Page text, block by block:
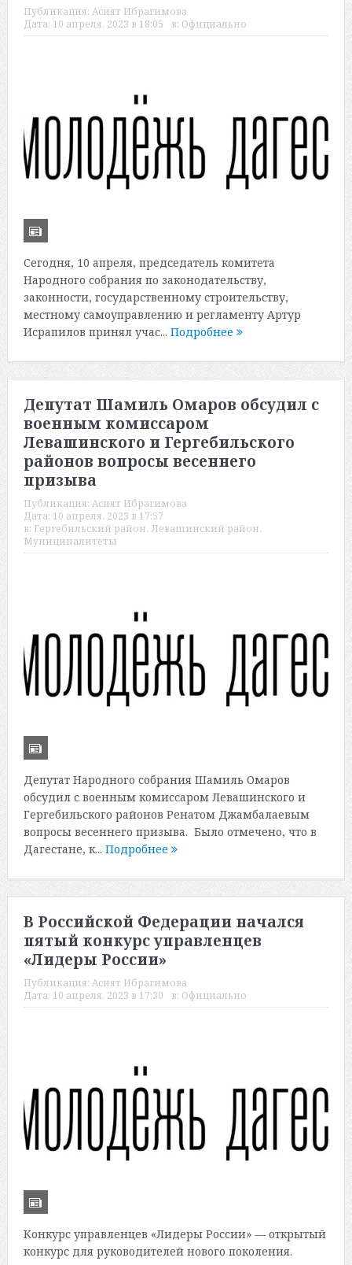
Публикация: Асият Ибрагимова
Дата: 10 апреля, 2023 в 18:05 в: Официально
Сегодня, 10 апреля, председатель комитета
Народного собрания по законодательству,
законности, государственному строительству,
местному самоуправлению и регламенту Артур
Исрапилов принял учас... Подробнее
Депутат Шамиль Омаров обсудил с
военным комиссаром
Левашинского и Гергебильского
районов вопросы весеннего
призыва
Публикация: Асият Ибрагимова
Дата: 10 апреля, 2023 в 17:57
в: Гергебильский район, Левашинский район,
Муниципалитеты
Депутат Народного собрания Шамиль Омаров
обсудил с военным комиссаром Левашинского и
Гергебильского районов Ренатом Джамбалаевым
вопросы весеннего призыва. Было отмечено, что в
Дагестане, к... Подробнее
В Российской Федерации начался
пятый конкурс управленцев
«Лидеры России»
Публикация: Асият Ибрагимова
Дата: 10 апреля, 2023 в 17:30 в: Официально
Конкурс управленцев «Лидеры России» — открытый
конкурс для руководителей нового поколения.